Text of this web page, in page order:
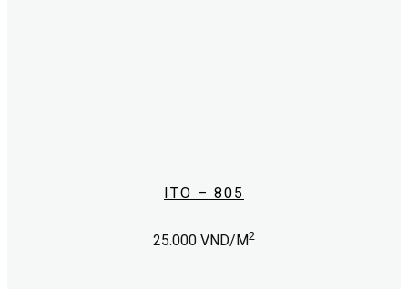
ITO – 805
25.000 VND/M2